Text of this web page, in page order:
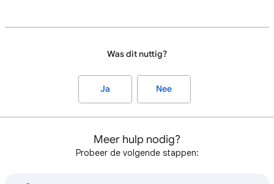
Was dit nuttig?
Ja Nee
Meer hulp nodig?
Probeer de volgende stappen: